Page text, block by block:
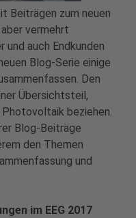
Beiträgen zum neuen
aber vermehrt
und auch Endkunden
Blog-Serie einige
Den
Übersichtsteil,
beziehen.
Blog-Beiträge
den Themen
und
im EEG 2017